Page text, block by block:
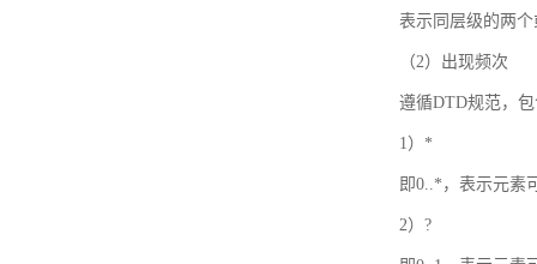
表示同层级的两
（2）出现频次
遵循DTD规范，
1）*
即0..*，表示元素
2）?